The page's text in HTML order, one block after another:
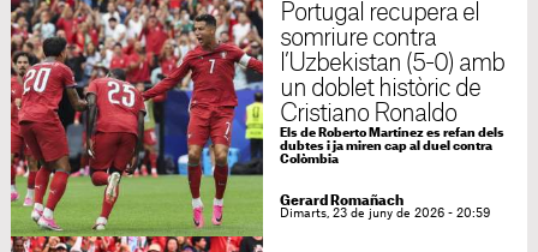
Portugal recupera el
somriure contra
l’Uzbekistan (5-0) amb
un doblet històric de
Cristiano Ronaldo
Els de Roberto Martínez es refan dels
dubtes i ja miren cap al duel contra
Colòmbia
Gerard Romañach
Dimarts, 23 de juny de 2026 - 20:59